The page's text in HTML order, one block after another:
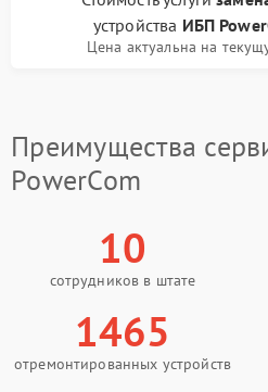
устройства ИБП
Цена актуальна на
Преимущества
PowerCom
10
сотрудников в штате
1465
отремонтированных устройств